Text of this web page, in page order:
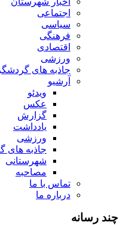
اجتماعی
سیاسی
فرهنگی
اقتصادی
ورزشی
جاذبه های
آرشیو
ویدئو
عکس
گزارش
یادداشت
ورزشی
جاذبه
شهرستانی
مصاحبه
تماس با ما
درباره ما
چند رسانه